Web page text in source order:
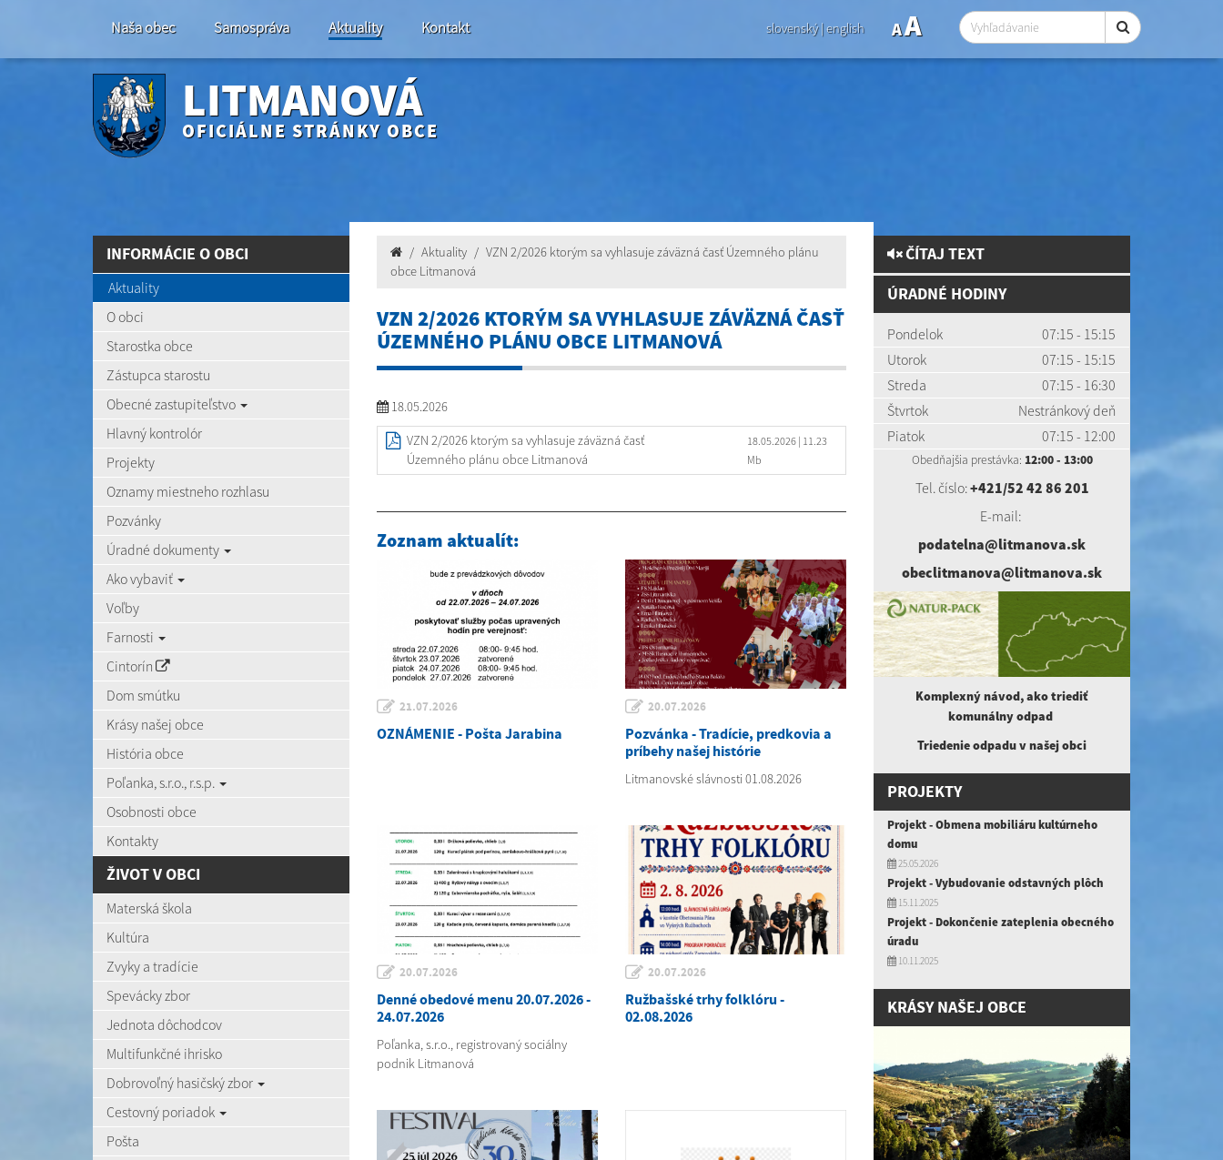
Naša obec Samospráva Aktuality Kontakt slovenský|english AA
LITMANOVÁ
OFICIÁLNE STRÁNKY OBCE
INFORMÁCIE O OBCI
Aktuality
O obci
Starostka obce
Zástupca starostu
Obecné zastupiteľstvo
Hlavný kontrolór
Projekty
Oznamy miestneho rozhlasu
Pozvánky
Úradné dokumenty
Ako vybaviť
Voľby
Farnosti
Cintorín
Dom smútku
Krásy našej obce
História obce
Poľanka, s.r.o., r.s.p.
Osobnosti obce
Kontakty
ŽIVOT V OBCI
Materská škola
Kultúra
Zvyky a tradície
Spevácky zbor
Jednota dôchodcov
Multifunkčné ihrisko
Dobrovoľný hasičský zbor
Cestovný poriadok
Pošta
Aktuality
VZN 2/2026 ktorým sa vyhlasuje záväzná časť Územného plánu
obce Litmanová
VZN 2/2026 KTORÝM SA VYHLASUJE ZÁVÄZNÁ ČASŤ
ÚZEMNÉHO PLÁNU OBCE LITMANOVÁ
18.05.2026
VZN 2/2026 ktorým sa vyhlasuje záväzná časť
Územného plánu obce Litmanová
18.05.2026| 11.23
Mb
Zoznam aktualít:
21.07.2026
OZNÁMENIE - Pošta Jarabina
20.07.2026
Pozvánka - Tradície, predkovia a
príbehy našej histórie
Litmanovské slávnosti 01.08.2026
20.07.2026
Denné obedové menu 20.07.2026 -
24.07.2026
Poľanka, s.r.o., registrovaný sociálny
podnik Litmanová
20.07.2026
Ružbašské trhy folklóru -
02.08.2026
ČÍTAJ TEXT
ÚRADNÉ HODINY
Pondelok
07:15 - 15:15
Utorok
07:15 - 15:15
Streda
07:15 - 16:30
Štvrtok
Nestránkový deň
Piatok
07:15 - 12:00
Obedňajšia prestávka: 12:00 - 13:00
Tel. číslo:+421/52 42 86 201
E-mail:
podatelna@litmanova.sk
obeclitmanova@litmanova.sk
Komplexný návod, ako triediť
komunálnyodpad
Triedenie odpadu v našej obci
PROJEKTY
Projekt - Obmena mobiliáru kultúrneho
domu
25.05.2026
Projekt - Vybudovanie odstavných plôch
15.11.2025
Projekt - Dokončenie zateplenia obecného
úradu
10.11.2025
KRÁSY NAŠEJ OBCE